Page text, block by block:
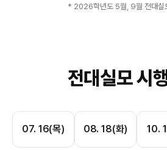
* 2026학년도 5월, 9월 전대실
전대실모 시
07. 16(목) 08. 18(화) 10.